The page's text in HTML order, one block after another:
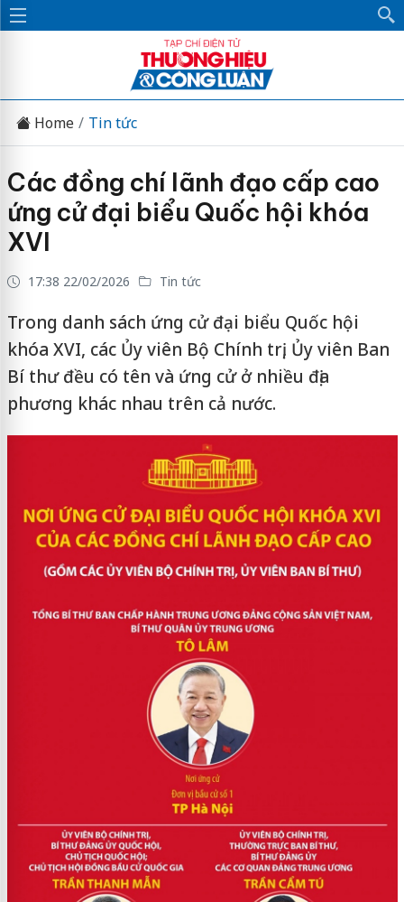
Home Tin tức
Các đồng chí lãnh đạo cấp cao
ứng cử đại biểu Quốc hội khóa
XVI
17:38 22/02/2026 Tin tức
Trong danh sách ứng cử đại biểu Quốc hội
khóa XVI, các Ủy viên Bộ Chính trị, Ủy viên Ban
Bí thư đều có tên và ứng cử ở nhiều địa
phương khác nhau trên cả nước.